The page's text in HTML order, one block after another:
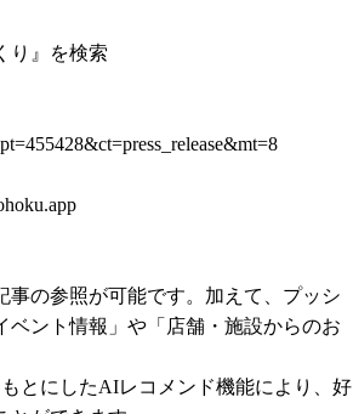
り』を検索
の参照が可能です。加えて、プッシ
ベント情報」や「店舗・施設からのお
とにしたAIレコメンド機能により、好